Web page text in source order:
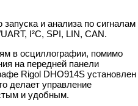
и анализа по сигналам
I²C, SPI, LIN, CAN.
в осциллографии, помимо
на передней панели
Rigol DHO914S установлен
делает управление
и удобным.